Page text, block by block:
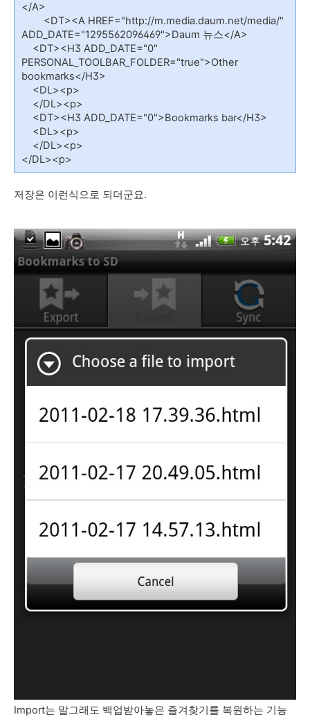
</A>
<DT><A HREF="http://m.media.daum.net/media/"
ADD_DATE="1295562096469">Daum 뉴스</A>
<DT><H3 ADD_DATE="0"
PERSONAL_TOOLBAR_FOLDER="true">Other
bookmarks</H3>
<DL><p>
</DL><p>
<DT><H3 ADD_DATE="0">Bookmarks bar</H3>
<DL><p>
</DL><p>
</DL><p>
저장은 이런식으로 되더군요.
Import는 말그래도 백업받아놓은 즐겨찾기를 복원하는 기능